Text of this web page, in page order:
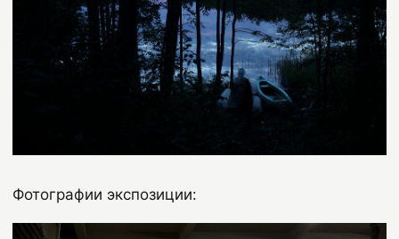
Фотографии экспозиции: